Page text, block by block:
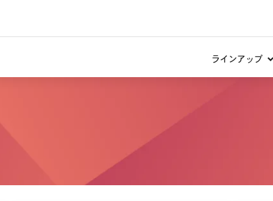
ラインアップ